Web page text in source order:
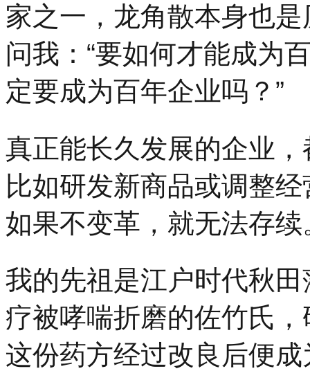
家之一，龙角散本身也
问我：“要如何才能成为
定要成为百年企业吗？”
真正能长久发展的企业
比如研发新商品或调整
如果不变革，就无法存续
我的先祖是江户时代秋
疗被哮喘折磨的佐竹氏
这份药方经过改良后便